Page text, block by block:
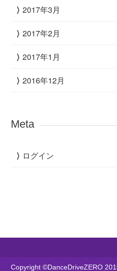
2017年3月
2017年2月
2017年1月
2016年12月
Meta
ログイン
Copyright ©DanceDriveZERO